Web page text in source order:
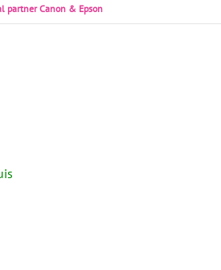
partner Canon & Epson